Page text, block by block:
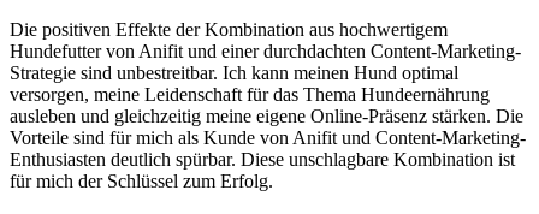
Die positiven Effekte der Kombination aus hochwertigem
Hundefutter von Anifit und einer durchdachten Content-Marketing-
Strategie sind unbestreitbar. Ich kann meinen Hund optimal
versorgen, meine Leidenschaft für das Thema Hundeernährung
ausleben und gleichzeitig meine eigene Online-Präsenz stärken. Die
Vorteile sind für mich als Kunde von Anifit und Content-Marketing-
Enthusiasten deutlich spürbar. Diese unschlagbare Kombination ist
für mich der Schlüssel zum Erfolg.